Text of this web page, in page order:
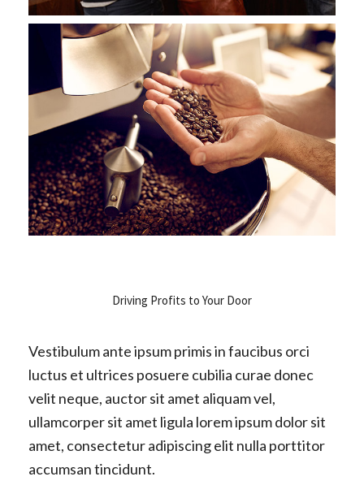
Driving Profits to Your Door
Vestibulum ante ipsum primis in faucibus orci
luctus et ultrices posuere cubilia curae donec
velit neque, auctor sit amet aliquam vel,
ullamcorper sit amet ligula lorem ipsum dolor sit
amet, consectetur adipiscing elit nulla porttitor
accumsan tincidunt.